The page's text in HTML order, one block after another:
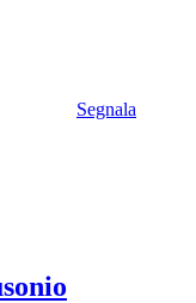
Segnala